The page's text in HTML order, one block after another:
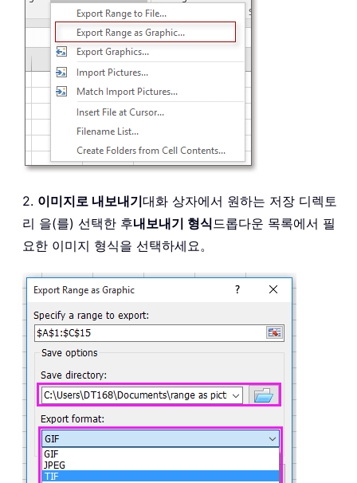
2. 이미지로 내보내기대화 상자에서 원하는 저장 디렉토
리 을(를) 선택한 후내보내기 형식드롭다운 목록에서 필
요한 이미지 형식을 선택하세요。